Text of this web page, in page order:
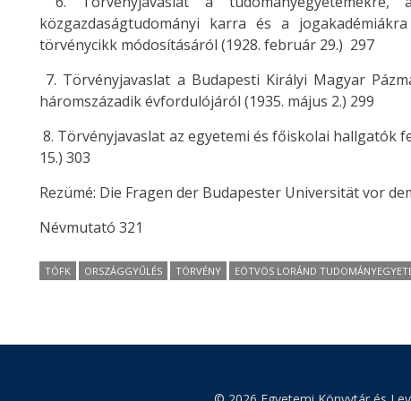
közgazdaságtudományi karra és a
törvénycikk módosításáról (1928. február 29.) 297
7. Törvényjavaslat a Budapesti Királyi Magyar
háromszázadik évfordulójáról (1935. május 2.) 299
8. Törvényjavaslat az egyetemi és főiskolai hallgatók
15.) 303
Rezümé: Die Fragen der Budapester Universität vor
Névmutató 321
TÓFK ORSZÁGGYŰLÉS TÖRVÉNY EÖTVÖS LORÁND